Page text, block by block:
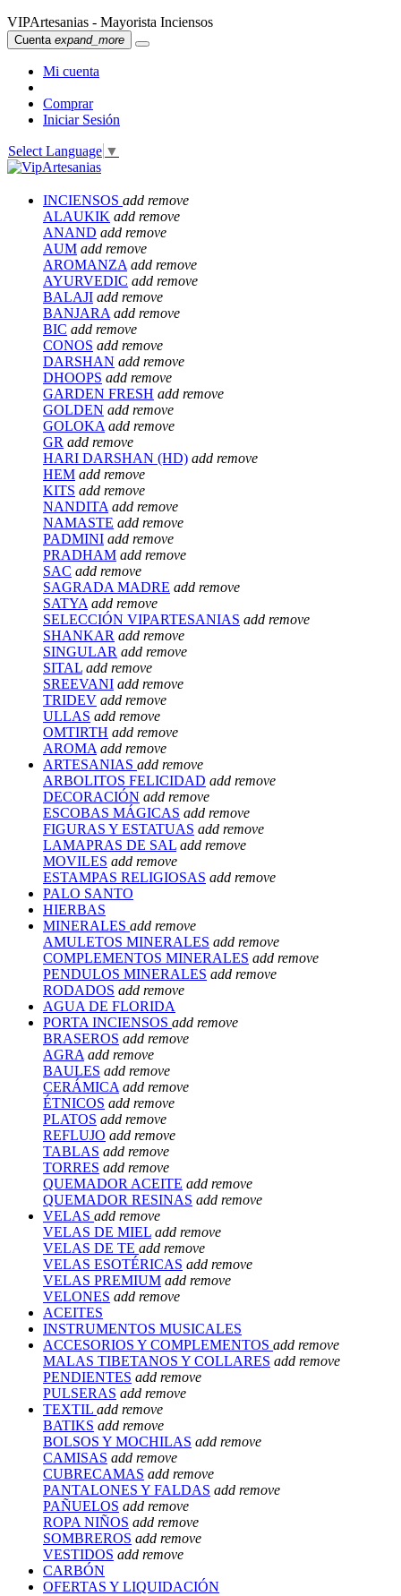
VIPArtesanias - Mayorista Inciensos
Cuenta expand_more
Mi cuenta
Comprar
Iniciar Sesión
Select Language ▼
INCIENSOS add remove
ALAUKIK add remove
ANAND add remove
AUM add remove
AROMANZA add remove
AYURVEDIC add remove
BALAJI add remove
BANJARA add remove
BIC add remove
CONOS add remove
DARSHAN add remove
DHOOPS add remove
GARDEN FRESH add remove
GOLDEN add remove
GOLOKA add remove
GR add remove
HARI DARSHAN (HD) add remove
HEM add remove
KITS add remove
NANDITA add remove
NAMASTE add remove
PADMINI add remove
PRADHAM add remove
SAC add remove
SAGRADA MADRE add remove
SATYA add remove
SELECCIÓN VIPARTESANIAS add remove
SHANKAR add remove
SINGULAR add remove
SITAL add remove
SREEVANI add remove
TRIDEV add remove
ULLAS add remove
OMTIRTH add remove
AROMA add remove
ARTESANIAS add remove
ARBOLITOS FELICIDAD add remove
DECORACIÓN add remove
ESCOBAS MÁGICAS add remove
FIGURAS Y ESTATUAS add remove
LAMAPRAS DE SAL add remove
MOVILES add remove
ESTAMPAS RELIGIOSAS add remove
PALO SANTO
HIERBAS
MINERALES add remove
AMULETOS MINERALES add remove
COMPLEMENTOS MINERALES add remove
PENDULOS MINERALES add remove
RODADOS add remove
AGUA DE FLORIDA
PORTA INCIENSOS add remove
BRASEROS add remove
AGRA add remove
BAULES add remove
CERÁMICA add remove
ÉTNICOS add remove
PLATOS add remove
REFLUJO add remove
TABLAS add remove
TORRES add remove
QUEMADOR ACEITE add remove
QUEMADOR RESINAS add remove
VELAS add remove
VELAS DE MIEL add remove
VELAS DE TE add remove
VELAS ESOTÉRICAS add remove
VELAS PREMIUM add remove
VELONES add remove
ACEITES
INSTRUMENTOS MUSICALES
ACCESORIOS Y COMPLEMENTOS add remove
MALAS TIBETANOS Y COLLARES add remove
PENDIENTES add remove
PULSERAS add remove
TEXTIL add remove
BATIKS add remove
BOLSOS Y MOCHILAS add remove
CAMISAS add remove
CUBRECAMAS add remove
PANTALONES Y FALDAS add remove
PAÑUELOS add remove
ROPA NIÑOS add remove
SOMBREROS add remove
VESTIDOS add remove
CARBÓN
OFERTAS Y LIQUIDACIÓN